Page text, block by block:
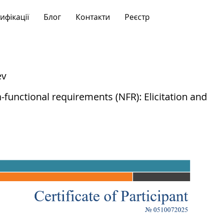
Блог Контакти Реєстр
functional requirements (NFR): Elicitation and